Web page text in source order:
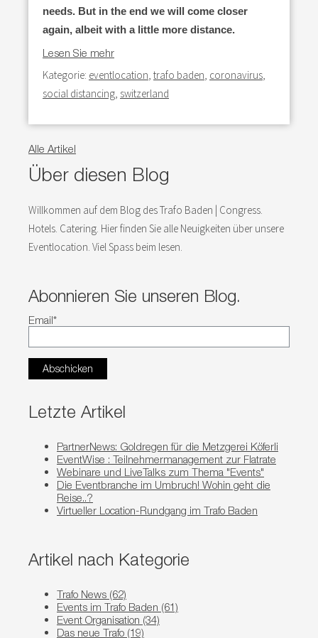
needs. But in the end we will come closer
again, albeit with a little more distance.
Lesen Sie mehr
Kategorie: eventlocation, trafo baden, coronavirus,
social distancing, switzerland
Alle Artikel
Über diesen Blog
Willkommen auf dem Blog des Trafo Baden | Congress.
Hotels. Catering. Hier finden Sie alle Neuigkeiten über unsere
Eventlocation. Viel Spass beim lesen.
Abonnieren Sie unseren Blog.
Email*
Letzte Artikel
PartnerNews: Goldregen für die Metzgerei Köferli
EventWise : Teilnehmermanagement zur Flatrate
Webinare und LiveTalks zum Thema "Events"
Die Eventbranche im Umbruch! Wohin geht die
Reise..?
Virtueller Location-Rundgang im Trafo Baden
Artikel nach Kategorie
Trafo News (62)
Events im Trafo Baden (61)
Event Organisation (34)
Das neue Trafo (19)